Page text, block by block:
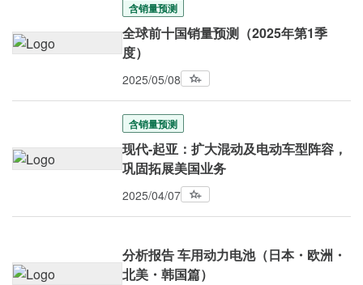
含销量预测
全球前十国销量预测（2025年第1季
度）
2025/05/08
含销量预测
现代-起亚：扩大混动及电动车型阵容，
巩固拓展美国业务
2025/04/07
分析报告 车用动力电池（日本・欧洲・
北美・韩国篇）